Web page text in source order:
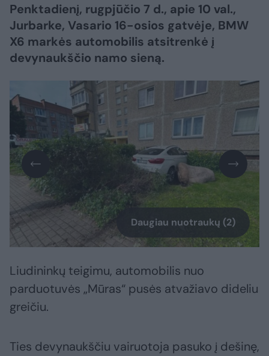
Penktadienį, rugpjūčio 7 d., apie 10 val.,
Jurbarke, Vasario 16-osios gatvėje, BMW
X6 markės automobilis atsitrenkė į
devynaukščio namo sieną.
Daugiau nuotraukų (2)
Liudininkų teigimu, automobilis nuo
parduotuvės „Mūras“ pusės atvažiavo dideliu
greičiu.
Ties devynaukščiu vairuotoja pasuko į dešinę,